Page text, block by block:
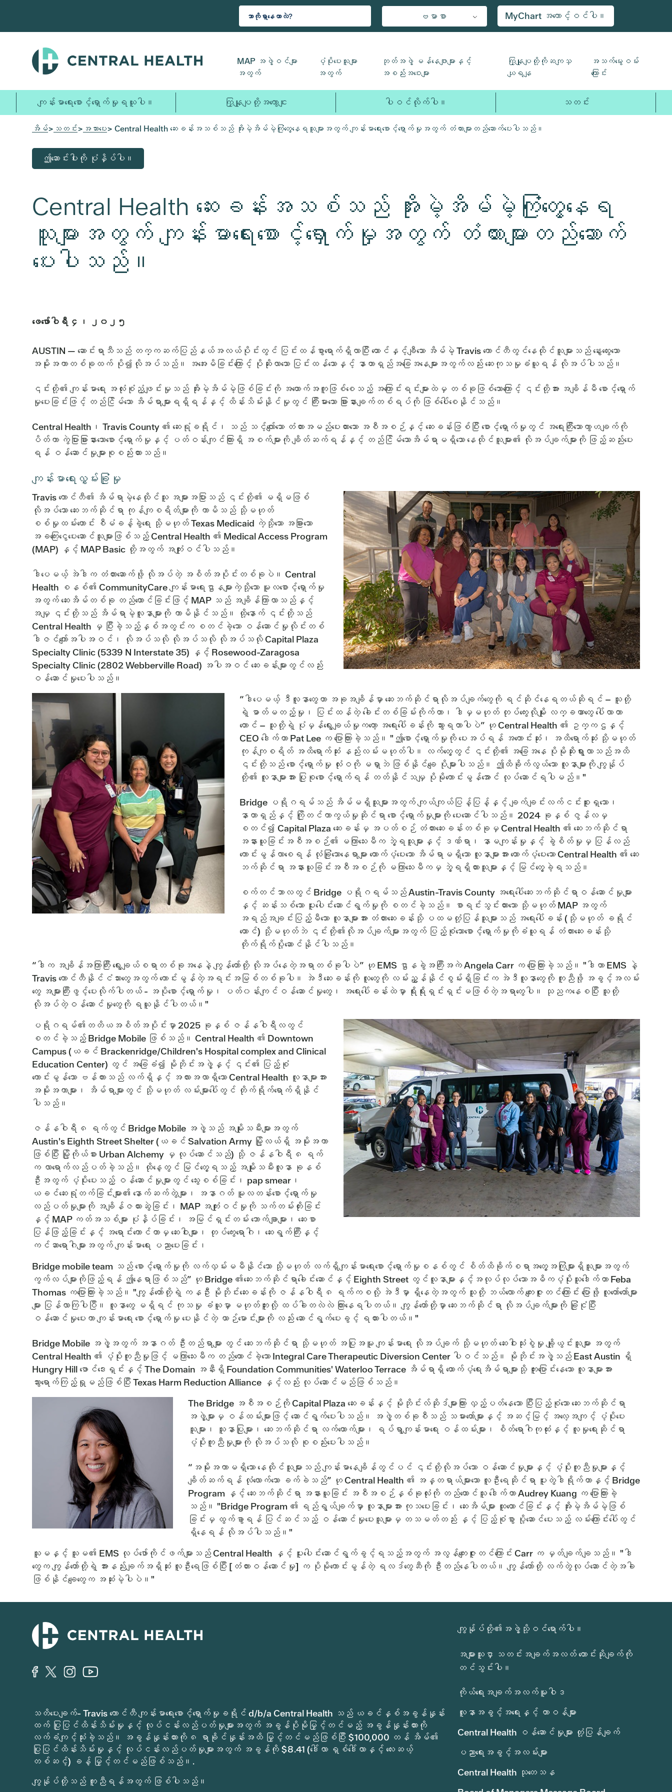
သို့
ပါ။
ဗမာစာ MyChart အကောင့်ဝင်ပါ။
MAP အဖွဲ့ဝင်များ
အတွက်
ပံ့ပိုးပေးသူများ
အတွက်
ဘုတ်အဖွဲ့ မန်နေဂျာများနှင့်
အစည်းအဝေးများ
ကြှနျုပျတို့ကိုဆကျသှ
ယျရနျ
အသက်မွေးဝမ်း
ကြောင်း
ကျန်းမာရေးစောင့်ရှောက်မှုရယူပါ။ ကြှနျုပျတို့အကွောငျး ပါဝင်လိုက်ပါ။ သတင်း
အိမ်> သတင်း> အသားပေး> Central Health ဆေးခန်းအသစ်သည် အိုးမဲ့အိမ်မဲ့ကြုံတွေ့နေရသူများအတွက် ကျန်းမာရေးစောင့်ရှောက်မှုအတွက် တံတားများတည်ဆောက်ပေးပါသည်။
ဤဆောင်းပါးကို ပုံနှိပ်ပါ။
Central Health ဆေးခန်းအသစ်သည် အိုးမဲ့အိမ်မဲ့ကြုံတွေ့နေရ
သူများအတွက် ကျန်းမာရေးစောင့်ရှောက်မှုအတွက် တံတားများတည်ဆောက်
ပေးပါသည်။
ဖေဖော်ဝါရီ ၄၊ ၂၀၂၅
AUSTIN — ဆောင်းရာသီသည် တက္ကဆက်ပြည်နယ်အလယ်ပိုင်းတွင် ပြင်းထန်စွာရောက်ရှိလာပြီး ထောင်နှင့်ချီသော အိမ်မဲ့ Travis ကောင်တီတွင်နေထိုင်သူများသည် နွေးထွေးသော
အမိုးအကာတစ်ခုထက် ပို၍လိုအပ်သည်။ အအေးမိခြင်းကြောင့် ပိုဆိုးလာသော ပြင်းထန်သောနှင့် နာတာရှည်အခြေအနေများအတွက်လည်း ဆေးကုသမှုခံယူရန် လိုအပ်ပါသည်။
၎င်းတို့၏ ကျန်းမာရေး အလုံးစုံညံ့ဖျင်းမှုသည် အိုးမဲ့အိမ်မဲ့ဖြစ်ခြင်းကို အထောက်အကူဖြစ်စေသည့် အကြောင်းရင်းများထဲမှ တစ်ခုဖြစ်သောကြောင့် ၎င်းတို့အား အချိန်မီ စောင့်ရှောက်
မှုပေးခြင်းဖြင့် တည်ငြိမ်သော အိမ်ရာများရရှိရန်နှင့် ထိန်းသိမ်းနိုင်မှုတွင် ကြီးမားသော ခြားနားချက်တစ်ရပ်ကို ဖြစ်ပေါ်စေနိုင်သည်။
Central Health၊ Travis County ၏ ဆေးရုံခရိုင်၊ သည် သင့်လျော်သော တံတားအမည်ပေးထားသော အစီအစဉ်နှင့် ဆေးခန်းဖြစ်ပြီး စောင့်ရှောက်မှုတွင် အရေးကြီးသောကွာဟချက်ကို
ပိတ်ကာ ကွဲပြားခြားနားသောစောင့်ရှောက်မှုနှင့် ပတ်ဝန်းကျင်ကြားရှိ အစက်များကို ချိတ်ဆက်ရန်နှင့် တည်ငြိမ်သောအိမ်ရာမရှိသော နေထိုင်သူများ၏ လိုအပ်ချက်များကို ဖြည့်ဆည်းပေး
ရန် ဝန်ဆောင်မှုများစုစည်းထားသည်။
ကျန်းမာရေးလွှမ်းခြုံမှု
Travis ကောင်တီ၏ အိမ်ရာမဲ့နေထိုင်သူ အများအပြားသည် ၎င်းတို့၏ မရှိမဖြစ်
လိုအပ်သော ဆေးဘက်ဆိုင်ရာ ကုန်ကျစရိတ်များကို ကာမိသည် သို့မဟုတ်
စစ်မှုထမ်းဟောင်း စီမံခန့်ခွဲရေး သို့မဟုတ် Texas Medicaid ကဲ့သို့သော အခြားသော
အခကြေးငွေပေးဆောင်သူများဖြစ်သည့် Central Health ၏ Medical Access Program
(MAP) နှင့် MAP Basic တို့အတွက် အကျုံးဝင်ပါသည်။
ဒါပေမယ့် အဲဒါက တံတားဆောက်ဖို့ လိုအပ်တဲ့ အစိတ်အပိုင်းတစ်ခုပဲ။ Central
Health စနစ်၏ CommunityCare ကျန်းမာရေးဌာနများကဲ့သို့သော မူလစောင့်ရှောက်မှု
အတွက် ဆေးအိမ်တစ်ခု တည်ထောင်ခြင်းဖြင့် MAP သည် အချိန်ကြာလာသည်နှင့်
အမျှ ၎င်းတို့သည် အိမ်ရာမဲ့လူနာများကို ကာမိနိုင်သည်။ ထို့နောက် ၎င်းတို့သည်
Central Health မှ ပြီးခဲ့သည့်နှစ်အတွင်းက စတင်ခဲ့သော ဝန်ဆောင်မှုလိုင်းတစ်
ဒါဇင်ကျော်အပါအဝင်၊ လိုအပ်သလို လိုအပ်သလို လိုအပ်သလို Capital Plaza
Specialty Clinic (5339 N Interstate 35) နှင့် Rosewood-Zaragosa
Specialty Clinic (2802 Webberville Road) အပါအဝင် ဆေးခန်းများတွင်လည်း
ဝန်ဆောင်မှုပေးပါသည်။
“ဒါပေမယ့် ဒီလူနာတွေဟာ အခုအချိန်မှာ ဆေးဘက်ဆိုင်ရာလိုအပ်ချက်တွေကို ရင်ဆိုင်နေရတယ်ဆိုရင် – သူတို့
ရဲ့ ဓာတ်မတည့်မှု၊ ပြင်းထန်တဲ့ ခေါင်းတစ်ခြမ်းကိုက်တာ၊ ဒါမှမဟုတ် တုပ်ကွေးလိုမျိုး လက္ခဏာတွေ ပေါ်လာတာ
တောင် – သူတို့ရဲ့ ပုံမှန်ရွေးချယ်မှုကတော့ အရေးပေါ်ခန်းကို သွားရတာပါပဲ” ဟု Central Health ၏ ဥက္ကဌနှင့်
CEO ဒေါက်တာ Pat Lee က ပြောကြားခဲ့သည်။ "ဤစောင့်ရှောက်မှုကို ပေးအပ်ရန် အကောင်းဆုံး၊ အထိရောက်ဆုံး သို့မဟုတ်
ကုန်ကျစရိတ် အထိရောက်ဆုံး နည်းလမ်းမဟုတ်ပါ။ လက်တွေ့တွင် ၎င်းတို့၏ အခြေအနေ ပိုမိုဆိုးရွားလာသည်အထိ
၎င်းတို့သည် စောင့်ရှောက်မှု လုံးဝကို မရှာဘဲ ဖြစ်နိုင်ချေ ပိုများပါသည်။ ဤထိခိုက်လွယ်သော လူနာများကို ကျွန်ုပ်
တို့၏ လူနာများအား ပြုစုစောင့်ရှောက်ရန် တတ်နိုင်သမျှ ပိုမိုကောင်းမွန်အောင် လုပ်ဆောင်ရပါမည်။"
Bridge ပရိုဂရမ်သည် အိမ်မရှိသူများအတွက် ကျယ်ကျယ်ပြန့်ပြန့်နှင့် ချက်ချင်းလက်ငင်းစူးရှသော၊
နာတာရှည်နှင့် ကြိုတင်ကာကွယ်မှုဆိုင်ရာ စောင့်ရှောက်မှုများကို ပေးဆောင်ပါသည်။ 2024 ခုနှစ် ဇွန်လမှ
စတင်၍ Capital Plaza ဆေးခန်းမှ အပတ်စဉ် တံတားဆေးခန်းတစ်ခုမှ Central Health ၏ ဆေးဘက်ဆိုင်ရာ
အနားယူခြင်းအစီအစဉ်၏ မကြာသေးမီက ဘွဲ့ရသူများနှင့် ဒဏ်ရာ၊ နာမကျန်းမှုနှင့် ခွဲစိတ်မှုမှ ပြန်လည်
ကောင်းမွန်လာစေရန် လုံခြုံသောနေရာများ ထောက်ပံ့ပေးသော အိမ်ရာမရှိသော လူနာများအား ထောက်ပံ့ပေးသော Central Health ၏ ဆေး
ဘက်ဆိုင်ရာ အနားယူခြင်းအစီအစဉ်ကို မကြာသေးမီကမှ ဘွဲ့ရရှိထားသူများနှင့် မြင်တွေ့ခဲ့ရသည်။
စက်တင်ဘာလတွင် Bridge ပရိုဂရမ်သည် Austin-Travis County အရေးပေါ်ဆေးဘက်ဆိုင်ရာဝန်ဆောင်မှုများ
နှင့် ဆန်းသစ်သော ပူးပေါင်းဆောင်ရွက်မှုကို စတင်ခဲ့သည်။ စာရင်းသွင်းထားသော သို့မဟုတ် MAP အတွက်
အရည်အချင်းပြည့်မီသော လူနာများအား တံတားဆေးခန်းသို့ ပထမတုံ့ပြန်သူများသည် အရေးပေါ်ခန်း (သို့မဟုတ် ခရိုင်
ထောင်) သို့မဟုတ်ဘဲ ၎င်းတို့၏လိုအပ်ချက်များအတွက် ပြည့်စုံသောစောင့်ရှောက်မှုကိုခံယူရန် တံတားဆေးခန်းသို့
တိုက်ရိုက်ပို့ဆောင်နိုင်ပါသည်။
“ဒါက အချိန်အကြာကြီး ရွေးချယ်စရာတစ်ခုအနေနဲ့ ကျွန်တော်တို့ လိုအပ်နေတဲ့အရာတစ်ခုပါပဲ” ဟု EMS ဌာနခွဲအကြီးအကဲ Angela Carr က ပြောကြားခဲ့သည်။ "ဒါဟာ EMS နဲ့
Travis ကောင်တီနိုင်ငံသားတွေအတွက် ကောင်းမွန်တဲ့အရင်းအမြစ်တစ်ခုပါ။ အဲဒီဆေးခန်းကို လူတွေကို လမ်းညွှန်နိုင်စွမ်းရှိခြင်းက အဲဒီလူနာတွေကို ကူညီဖို့ အခွင့်အလမ်း
တွေ အများကြီးဖွင့်ပေးလိုက်ပါတယ် - အပိုစောင့်ရှောက်မှု၊ ပတ်၀န်းကျင်ဝန်ဆောင်မှုတွေ၊ အရေးပေါ်ခန်းထဲမှာ ရိုးရိုးရှင်းရှင်းမဖြစ်တဲ့အရာတွေပါ။ သုညကနေစပြီး သူတို့
လိုအပ်တဲ့ဝန်ဆောင်မှုတွေကို ရယူနိုင်ပါတယ်။"
ပရိုဂရမ်၏တတိယအစိတ်အပိုင်းမှာ 2025 ခုနှစ် ဇန်နဝါရီလတွင်
စတင်ခဲ့သည့် Bridge Mobile ဖြစ်သည်။ Central Health ၏ Downtown
Campus (ယခင် Brackenridge/Children's Hospital complex and Clinical
Education Center) တွင် အခြေခံ၍ မိုဘိုင်းအဖွဲ့နှင့် ၎င်း၏ ပြည့်စုံ
ကောင်းမွန်သော ဗန်ကားသည် လက်ရှိနှင့် အလားအလာရှိသော Central Health လူနာများအား
အမိုးအကာများ၊ အိမ်ရာများတွင် သို့မဟုတ် လမ်းများပေါ်တွင် တိုက်ရိုက်ရောက်ရှိနိုင်
ပါသည်။
ဇန်နဝါရီ ၈ ရက်တွင် Bridge Mobile အဖွဲ့သည် အမျိုးသမီးများအတွက်
Austin's Eighth Street Shelter (ယခင် Salvation Army မြို့လယ်ရှိ အမိုးအကာ
ဖြစ်ပြီး မြို့ကိုယ်စား Urban Alchemy မှ လုပ်ဆောင်သည်) သို့ ဇန်နဝါရီ ၈ ရက်
က လာရောက်လည်ပတ်ခဲ့သည်။ ထိုနေ့တွင် မြင်တွေ့ရသည့် အမျိုးသမီးလူနာ ခုနစ်
ဦးအတွက် ပံ့ပိုးပေးသည့် ဝန်ဆောင်မှုများတွင် သွေးစစ်ခြင်း၊ pap smear၊
ယခင်ဆေးရုံတက်ခြင်းများ၏ နောက်ဆက်တွဲများ၊ အနာဂတ် မူလတန်းစောင့်ရှောက်မှု
လည်ပတ်မှုများကို အချိန်ဇယားဆွဲခြင်း၊ MAP အကျုံးဝင်မှုကို သက်တမ်းတိုးခြင်း
နှင့် MAP ကတ်အသစ်များ ပုံနှိပ်ခြင်း၊ အမြင်ရှင်းတမ်း ဘောက်ချာများ၊ ဆေးစာ
ပြန်ဖြည့်ခြင်းနှင့် အရောင်းကောင်တာမှ ဆေးဝါးများ၊ တုပ်ကွေးရောဂါ၊ ဆေးရွက်ကြီးနှင့်
ကင်ဆာရောဂါများအတွက် ကျန်းမာရေး ပညာပေးခြင်း၊
Bridge mobile team သည် စောင့်ရှောက်မှုကို လက်လှမ်းမမီနိုင်သော သို့မဟုတ် လက်ရှိကျန်းမာရေးစောင့်ရှောက်မှုစနစ်တွင် စိတ်ထိခိုက်စရာအတွေ့အကြုံများရှိသူများအတွက်
ကွက်လပ်များကိုဖြည့်ရန် ဤနေရာဖြစ်သည်” ဟု Bridge ၏ဆေးဘက်ဆိုင်ရာခေါင်းဆောင်နှင့် Eighth Street တွင်လူနာများနှင့်အလုပ်လုပ်သောအဓိကပံ့ပိုးသူဒေါက်တာ Feba
Thomas ကပြောကြားခဲ့သည်။ "ကျွန်တော်တို့ရဲ့ ကနဦး မိုဘိုင်းဆေးခန်းကို ဇန်နဝါရီ ၈ ရက်ကစလို့ အဲဒီမှာ ရှိနေတဲ့အတွက် သူတို့ ဘယ်လောက် ကျေးဇူးတင်ကြောင်း ပြောဖို့ လူတော်တော်များ
များ ပြန်လာကြပါပြီ။ လူနာတွေ မရှိရင် ကုသမှု ခံယူမှာ မဟုတ်ဘူးလို့ ထပ်ခါတလဲလဲ ကြားနေရပါတယ်။ ကျွန်တော်တို့မှာ ဆေးဘက်ဆိုင်ရာ လိုအပ်ချက်များကို ခြုံငုံပြီး
ဝန်ဆောင်မှုပေးကာ ကျန်းမာရေး စောင့်ရှောက်မှု ပေးနိုင်တဲ့ ယာဉ်မောင်းများကို လည်း ဆောင်ရွက်ပေးခွင့် ရထားပါတယ်။"
Bridge Mobile အဖွဲ့အတွက် အနာဂတ် ဦးတည်ရာများ တွင် ဆေးဘက်ဆိုင်ရာ သို့မဟုတ် အပြုအမူ ကျန်းမာရေး လိုအပ်ချက် သို့မဟုတ် ဆေးဝါးသုံးစွဲမှု ချို့ယွင်းသူများ အတွက်
Central Health ၏ ပံ့ပိုးကူညီမှုဖြင့် မကြာသေးမီက တည်ထောင်ခဲ့သော Integral Care Therapeutic Diversion Center ပါဝင်သည်။ မိုဘိုင်းအဖွဲ့သည် East Austin ရှိ
Hungry Hill ဖောင်ဒေးရှင်းနှင့် The Domain အနီးရှိ Foundation Communities' Waterloo Terrace အိမ်ရာရှိ ထောက်ပံ့ရေးအိမ်ရာများသို့ ကူးပြောင်းနေသော လူနာများအား
သွားရောက်ကြည့်ရှုမည်ဖြစ်ပြီး Texas Harm Reduction Alliance နှင့်လည်း လုပ်ဆောင်မည်ဖြစ်သည်။
The Bridge အစီအစဉ်ကို Capital Plaza ဆေးခန်းနှင့် မိုဘိုင်းလ်ဆိုဒ်များကြား လှည့်ပတ်နေသော ပြီးပြည့်စုံသော ဆေးဘက်ဆိုင်ရာ
အဖွဲ့များမှ ဝန်ထမ်းများဖြင့် ဆောင်ရွက်ပေးပါသည်။ အဖွဲ့တစ်ခုစီသည် သမားတော်များနှင့် အဆင့်မြင့် အလေ့အကျင့် ပံ့ပိုးပေး
သူများ၊ သူနာပြုများ၊ ဆေးဘက်ဆိုင်ရာ လက်ထောက်များ၊ ရပ်ရွာကျန်းမာရေး ဝန်ထမ်းများ၊ စိတ်ရောဂါကုထုံးနှင့် လူမှုရေးဆိုင်ရာ
ပံ့ပိုးကူညီမှုများကို လိုအပ်သလို စုစည်းပေးပါသည်။
“အမိုးအကာမရှိသော နေထိုင်သူများသည် ကျန်းမာနေချိန်တွင်ပင် ၎င်းတို့လိုအပ်သော ဝန်ဆောင်မှုများနှင့် ပံ့ပိုးကူညီမှုများနှင့်
ချိတ်ဆက်ရန် လုံလောက်သော ခက်ခဲသည်” ဟု Central Health ၏ အန္တရာယ်များသော လူဦးရေဆိုင်ရာ ပူးတွဲဒါရိုက်တာနှင့် Bridge
Program နှင့် ဆေးဘက်ဆိုင်ရာ အနားယူခြင်း အစီအစဉ်နှစ်ခုလုံးကို တည်ထောင်သူ ဒေါက်တာ Audrey Kuang က ပြောကြားခဲ့
သည်။ "Bridge Program ၏ ရည်ရွယ်ချက်မှာ လူနာများအား ကုသပေးခြင်း၊ ဆေးအိမ်များ ထူထောင်ခြင်းနှင့် အိုးမဲ့အိမ်မဲ့ဖြစ်
ခြင်းမှ ထွက်ခွာရန် ပြင်ဆင်သည့် ဝန်ဆောင်မှုပေးသူများမှ တသမတ်တည်း နှင့် ပြည့်စုံစွာ ပို့ဆောင်ပေးသည့် လမ်းကြောင်းပေါ်တွင်
ရှိနေရန် လိုအပ်ပါသည်။"
သူမနှင့် သူမ၏ EMS လုပ်ဖော်ကိုင်ဖက်များသည် Central Health နှင့် ပူးပေါင်းဆောင်ရွက်ခွင့်ရသည့်အတွက် အလွန်ကျေးဇူးတင်ကြောင်း Carr က မှတ်ချက်ချသည်။ "ဒါ
တွေက ကျွန်တော်တို့ရဲ့ အားနည်းချက်အရှိဆုံး လူဦးရေဖြစ်ပြီး [တံတားဝန်ဆောင်မှု] က ပိုမိုကောင်းမွန်တဲ့ ရလဒ်တွေဆီကို ဦးတည်နေပါတယ်။ ကျွန်တော်တို့ လက်တွဲလုပ်ဆောင်တဲ့အခါ
ဖြစ်နိုင်ချေတွေက အဆုံးမဲ့ပါပဲ။"
သတိပေးချက်- Travis ကောင်တီ ကျန်းမာရေးစောင့်ရှောက်မှုခရိုင် d/b/a Central Health သည် ယခင်နှစ်အခွန်နှုန်း
ထက် ပြုပြင်ထိန်းသိမ်းမှုနှင့် လုပ်ငန်းလည်ပတ်မှုများအတွက် အခွန်ပိုမိုမြှင့်တင်မည့် အခွန်နှုန်းထားကို
လက်ခံကျင့်သုံးခဲ့သည်။ အခွန်နှုန်းထားကို ၈ ရာခိုင်နှုန်းအထိ မြှင့်တင်မည်ဖြစ်ပြီး $100,000 တန် အိမ်၏
ပြုပြင်ထိန်းသိမ်းမှုနှင့် လုပ်ငန်းလည်ပတ်မှုများအတွက် အခွန်ကို $8.41 (ဒေါ်လာ ရှစ်ဒေါ်လာနှင့် လေးဆယ့်
တစ်ဆင့်) ခန့် မြှင့်တင်မည်ဖြစ်သည်။.
ကျွန်ုပ်တို့သည် ကူညီရန်အတွက် ဖြစ်ပါသည်။
ကျွန်ုပ်တို့၏အဖွဲ့သို့ဝင်ရောက်ပါ။
အများသူငှာ သတင်းအချက်အလတ် တောင်းဆိုချက်ကို
တင်သွင်းပါ။
ကိုယ်ရေးအချက်အလက်မူဝါဒ
လူနာအခွင့်အရေးနှင့် တာဝန်များ
Central Health ဝန်ဆောင်မှုများ တုံ့ပြန်ချက်
ပညာရေးအခွင့်အလမ်းများ
Central Health သုတေသန